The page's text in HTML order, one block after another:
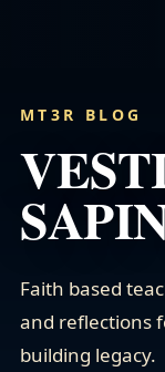
MT3R BLOG
Faith based
and reflections
building legacy.